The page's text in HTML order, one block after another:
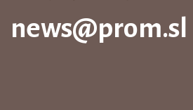
news@prom.sl